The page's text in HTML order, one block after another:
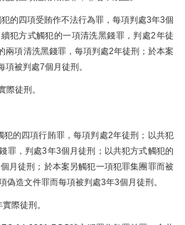
四項受賄作不法行為罪，每項判處3年3個
犯方式觸犯的一項清洗黑錢罪，判處2年徒
兩項清洗黑錢罪，每項判處2年徒刑；於本案
被判處7個月徒刑。
徒刑。
四項行賄罪，每項判處2年徒刑；以共犯
罪，判處3年3個月徒刑；以共犯方式觸犯的
月徒刑；於本案另觸犯一項犯罪集團罪而被
偽造文件罪而每項被判處3年3個月徒刑。
際徒刑。